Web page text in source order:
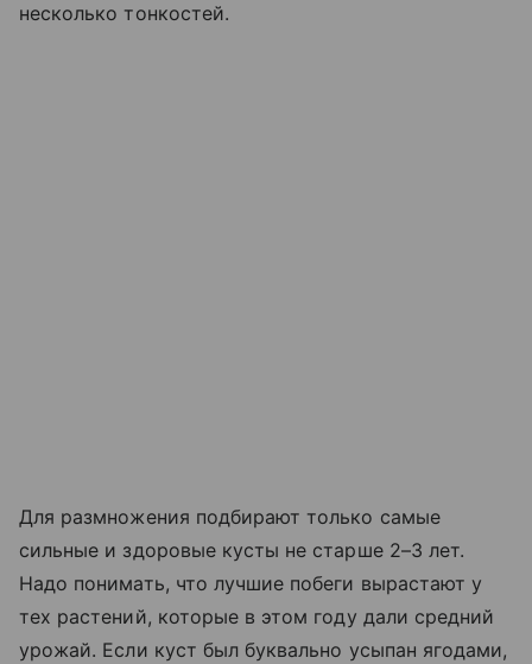
несколько тонкостей.
Для размножения подбирают только самые
сильные и здоровые кусты не старше 2–3 лет.
Надо понимать, что лучшие побеги вырастают у
тех растений, которые в этом году дали средний
урожай. Если куст был буквально усыпан ягодами,